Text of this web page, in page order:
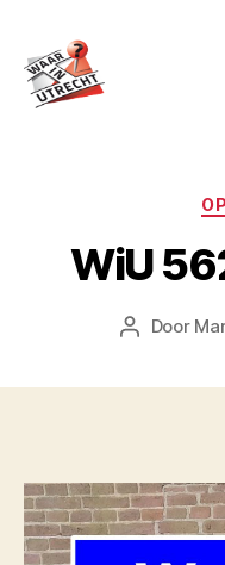
WiU
Door